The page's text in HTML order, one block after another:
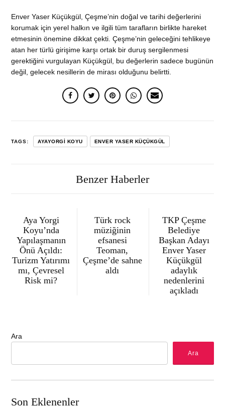
Enver Yaser Küçükgül, Çeşme’nin doğal ve tarihi değerlerini
korumak için yerel halkın ve ilgili tüm tarafların birlikte hareket
etmesinin önemine dikkat çekti. Çeşme’nin geleceğini tehlikeye
atan her türlü girişime karşı ortak bir duruş sergilenmesi
gerektiğini vurgulayan Küçükgül, bu değerlerin sadece bugünün
değil, gelecek nesillerin de mirası olduğunu belirtti.
TAGS: AYAYORGI KOYU ENVER YASER KÜÇÜKGÜL
Benzer Haberler
Aya Yorgi
Koyu’nda
Yapılaşmanın
Önü Açıldı:
Turizm Yatırımı
mı, Çevresel
Risk mi?
Türk rock
müziğinin
efsanesi
Teoman,
Çeşme’de sahne
aldı
TKP Çeşme
Belediye
Başkan Adayı
Enver Yaser
Küçükgül
adaylık
nedenlerini
açıkladı
Ara
Ara
Son Eklenenler